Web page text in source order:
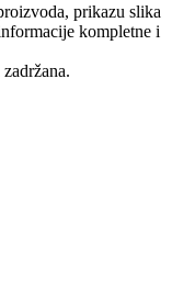
prikazu slika
kompletne i